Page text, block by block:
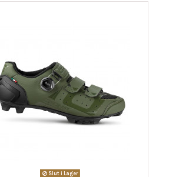
Slut i Lager